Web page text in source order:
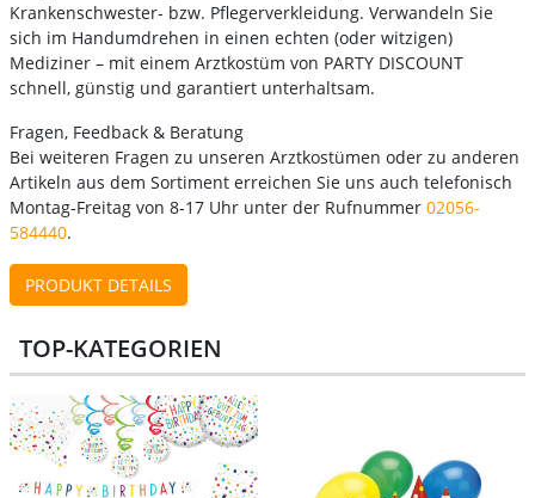
Krankenschwester- bzw. Pflegerverkleidung. Verwandeln Sie
sich im Handumdrehen in einen echten (oder witzigen)
Mediziner – mit einem Arztkostüm von PARTY DISCOUNT
schnell, günstig und garantiert unterhaltsam.
Fragen, Feedback & Beratung
Bei weiteren Fragen zu unseren Arztkostümen oder zu anderen
Artikeln aus dem Sortiment erreichen Sie uns auch telefonisch
Montag-Freitag von 8-17 Uhr unter der Rufnummer 02056-
584440.
PRODUKT DETAILS
TOP-KATEGORIEN